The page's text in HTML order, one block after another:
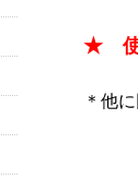
★ 使
＊他